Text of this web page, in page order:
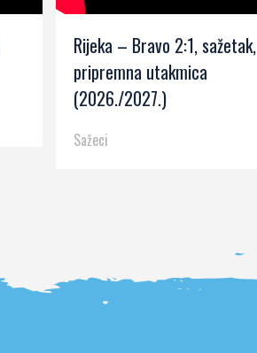
Rijeka – Bravo 2:1, sažetak,
pripremna utakmica
(2026./2027.)
Sažeci